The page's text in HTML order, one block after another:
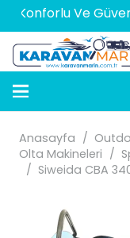
Konforlu Ve Güvenli
Anasayfa /
Olta Makineleri /
/ Siweida CBA